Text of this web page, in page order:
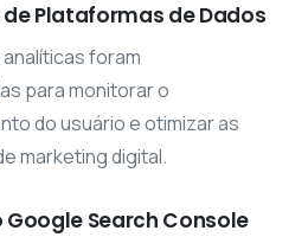
Plataformas de Dados
foram
para monitorar o
do usuário e otimizar as
marketing digital.
Search Console